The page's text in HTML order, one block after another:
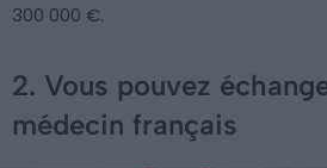
300 000 €.
2. Vous pouvez
médecin français